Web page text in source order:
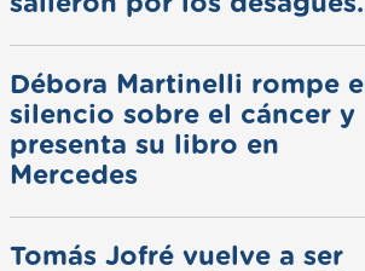
Débora Martinelli rompe el
silencio sobre el cáncer y
presenta su libro en
Mercedes
Tomás Jofré vuelve a ser